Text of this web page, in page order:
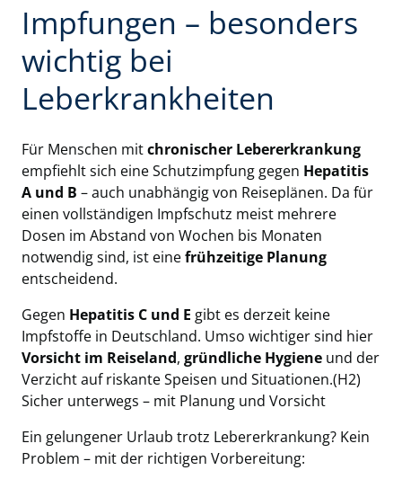
Impfungen – besonders
wichtig bei
Leberkrankheiten
Für Menschen mitchronischer Lebererkrankung
empfiehlt sich eine Schutzimpfung gegen Hepatitis
A und B – auch unabhängig von Reiseplänen. Da für
einen vollständigen Impfschutz meist mehrere
Dosen im Abstand von Wochen bis Monaten
notwendig sind, ist einefrühzeitige Planung
entscheidend.
Gegen Hepatitis C und E gibt es derzeit keine
Impfstoffe in Deutschland. Umso wichtiger sind hier
Vorsicht im Reiseland, gründliche Hygiene und der
Verzicht auf riskante Speisen und Situationen.(H2)
Sicher unterwegs – mit Planung und Vorsicht
Ein gelungener Urlaub trotz Lebererkrankung? Kein
Problem – mit der richtigen Vorbereitung: